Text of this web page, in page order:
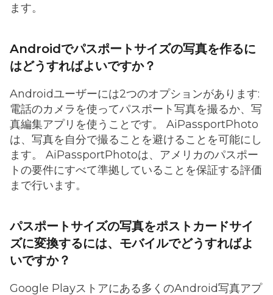
ます。
Androidでパスポートサイズの写真を作るに
はどうすればよいですか？
Androidユーザーには2つのオプションがあります:
電話のカメラを使ってパスポート写真を撮るか、写
真編集アプリを使うことです。 AiPassportPhoto
は、写真を自分で撮ることを避けることを可能にし
ます。 AiPassportPhotoは、アメリカのパスポー
トの要件にすべて準拠していることを保証する評価
まで行います。
パスポートサイズの写真をポストカードサイ
ズに変換するには、モバイルでどうすればよ
いですか？
Google Playストアにある多くのAndroid写真アプ